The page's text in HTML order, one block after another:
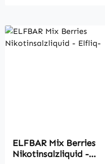
ELFBAR Mix Berries
Nikotinsalzliquid -